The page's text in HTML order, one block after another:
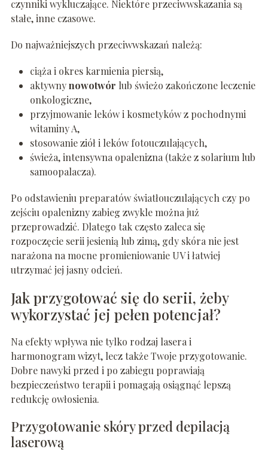
czynniki wykluczające. Niektóre przeciwwskazania są
stałe, inne czasowe.
Do najważniejszych przeciwwskazań należą:
ciąża i okres karmienia piersią,
aktywnynowotwór lub świeżo zakończone leczenie
onkologiczne,
przyjmowanie leków i kosmetyków z pochodnymi
witaminy A,
stosowanie ziół i leków fotouczulających,
świeża, intensywna opalenizna (także z solarium lub
samoopalacza).
Po odstawieniu preparatów światłouczulających czy po
zejściu opalenizny zabieg zwykle można już
przeprowadzić. Dlatego tak często zaleca się
rozpoczęcie serii jesienią lub zimą, gdy skóra nie jest
narażona na mocne promieniowanie UV i łatwiej
utrzymać jej jasny odcień.
Jak przygotować się do serii, żeby
wykorzystać jej pełen potencjał?
Na efekty wpływa nie tylko rodzaj lasera i
harmonogram wizyt, lecz także Twoje przygotowanie.
Dobre nawyki przed i po zabiegu poprawiają
bezpieczeństwo terapii i pomagają osiągnąć lepszą
redukcję owłosienia.
Przygotowanie skóry przed depilacją
laserową